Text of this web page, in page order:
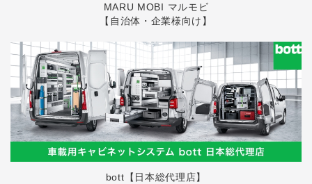
MARU MOBI マルモビ
【自治体・企業様向け】
bott【日本総代理店】